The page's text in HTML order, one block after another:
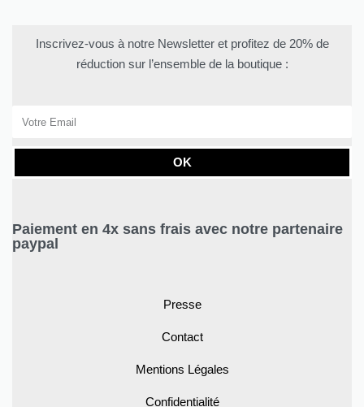
Inscrivez-vous à notre Newsletter et profitez de 20% de
réduction sur l’ensemble de la boutique :
OK
Paiement en 4x sans frais avec notre partenaire
paypal
Presse
Contact
Mentions Légales
Confidentialité